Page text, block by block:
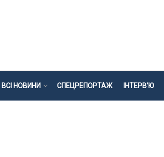
ВСІ НОВИНИ СПЕЦРЕПОРТАЖ ІНТЕРВ’Ю